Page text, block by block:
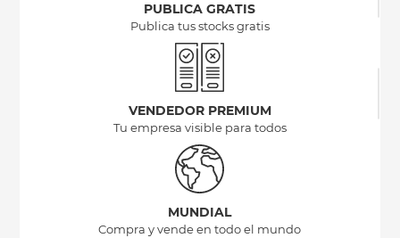
PUBLICA GRATIS
Publica tus stocks gratis
VENDEDOR PREMIUM
Tu empresa visible para todos
MUNDIAL
Compra y vende en todo el mundo